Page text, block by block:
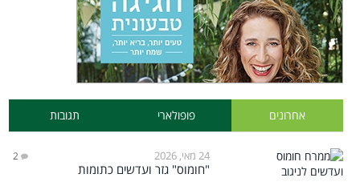
אחרונים פופולארי תגובות
24 מאי, 2026 2
"חומוס" גזר ועדשים כתומות